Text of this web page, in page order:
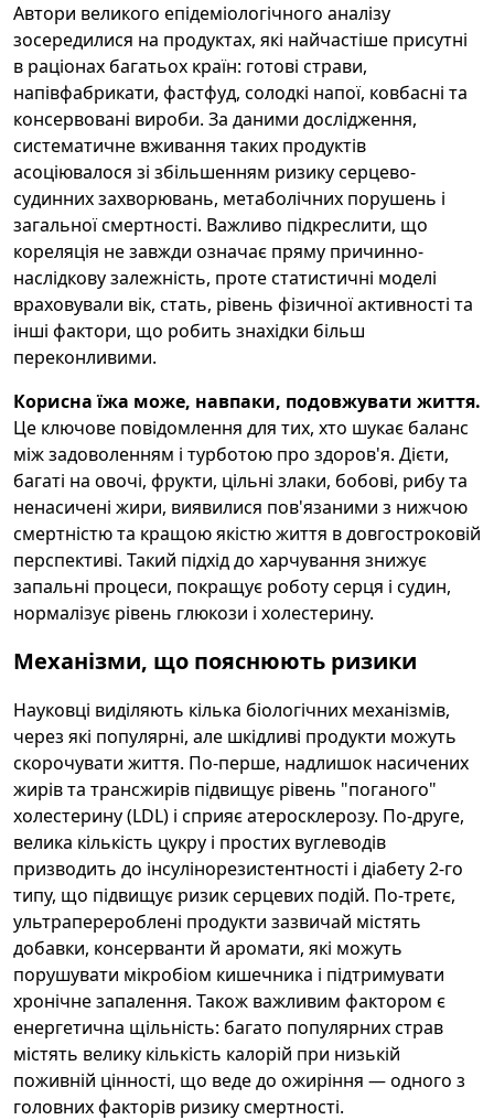
Автори великого епідеміологічного аналізу
зосередилися на продуктах, які найчастіше присутні
в раціонах багатьох країн: готові страви,
напівфабрикати, фастфуд, солодкі напої, ковбасні та
консервовані вироби. За даними дослідження,
систематичне вживання таких продуктів
асоціювалося зі збільшенням ризику серцево-
судинних захворювань, метаболічних порушень і
загальної смертності. Важливо підкреслити, що
кореляція не завжди означає пряму причинно-
наслідкову залежність, проте статистичні моделі
враховували вік, стать, рівень фізичної активності та
інші фактори, що робить знахідки більш
переконливими.
Корисна їжа може, навпаки, подовжувати життя.
Це ключове повідомлення для тих, хто шукає баланс
між задоволенням і турботою про здоров'я. Дієти,
багаті на овочі, фрукти, цільні злаки, бобові, рибу та
ненасичені жири, виявилися пов'язаними з нижчою
смертністю та кращою якістю життя в довгостроковій
перспективі. Такий підхід до харчування знижує
запальні процеси, покращує роботу серця і судин,
нормалізує рівень глюкози і холестерину.
Механізми, що пояснюють ризики
Науковці виділяють кілька біологічних механізмів,
через які популярні, але шкідливі продукти можуть
скорочувати життя. По-перше, надлишок насичених
жирів та трансжирів підвищує рівень "поганого"
холестерину (LDL) і сприяє атеросклерозу. По-друге,
велика кількість цукру і простих вуглеводів
призводить до інсулінорезистентності і діабету 2-го
типу, що підвищує ризик серцевих подій. По-третє,
ультраперероблені продукти зазвичай містять
добавки, консерванти й аромати, які можуть
порушувати мікробіом кишечника і підтримувати
хронічне запалення. Також важливим фактором є
енергетична щільність: багато популярних страв
містять велику кількість калорій при низькій
поживній цінності, що веде до ожиріння — одного з
головних факторів ризику смертності.